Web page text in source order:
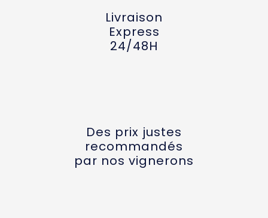
Livraison
Express
24/48H
Des prix justes
recommandés
par nos vignerons